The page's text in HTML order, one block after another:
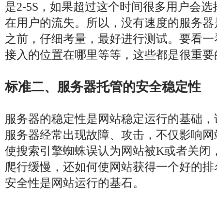
是2-5S，如果超过这个时间很多用户会
在用户的流失。所以，没有速度的服务
之前，仔细考量，最好进行测试。要看
接入的位置在哪里等等，这些都是很重要
标准二、服务器托管的安全稳定性
服务器的稳定性是网站稳定运行的基础
服务器经常出现故障、攻击，不仅影响
使搜索引擎蜘蛛误认为网站被K或者关闭
爬行缓慢，还如何使网站获得一个好的
安全性是网站运行的基石。